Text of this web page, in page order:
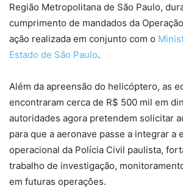
Região Metropolitana de São Paulo,
cumprimento de mandados da
ação realizada em conjunto com o
Estado de São Paulo.
Além da apreensão do helicóptero, as
encontraram cerca de R$ 500 mil em
autoridades agora pretendem solicitar
para que a aeronave passe a integrar a
operacional da Polícia Civil paulista,
trabalho de investigação,
em futuras operações.